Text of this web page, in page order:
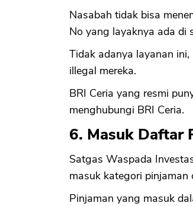
Nasabah tidak bisa
No yang layaknya ada di
Tidak adanya layanan
illegal mereka.
BRI Ceria yang resmi
menghubungi BRI Ceria.
6. Masuk Daftar
Satgas Waspada
masuk kategori pinjaman
Pinjaman yang masuk